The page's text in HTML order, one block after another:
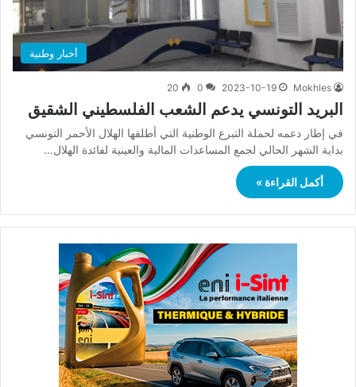
أخبار وطنية
Mokhles
2023-10-19
0
20
البريد التونسي يدعم الشعب الفلسطيني الشقيق
في إطار دعمه لحملة التبرع الوطنية التي أطلقها الهلال الأحمر التونسي
بداية الشهر الحالي لجمع المساعدات المالية والعينية لفائدة الهلال…
أكمل القراءة »